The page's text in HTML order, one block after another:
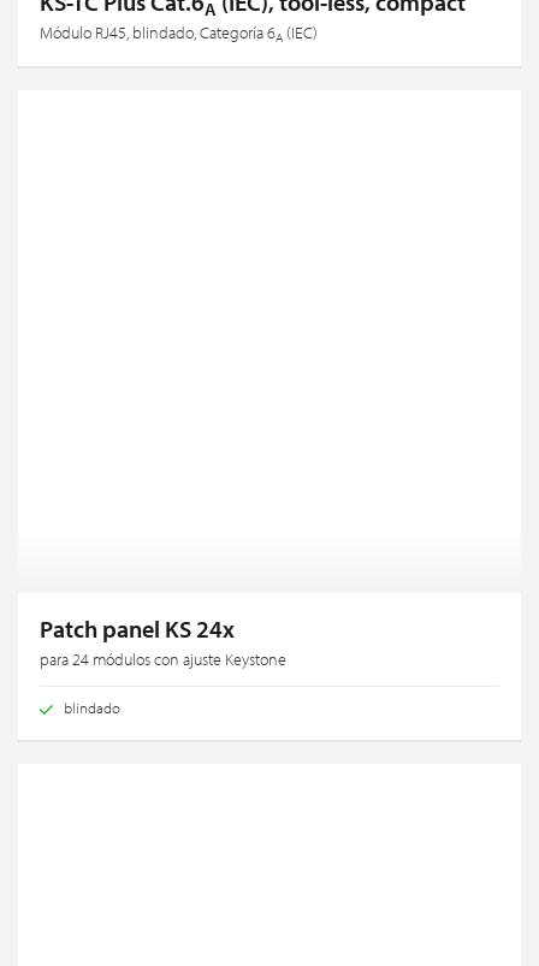
A
Módulo RJ45, blindado, Categoría 6A (IEC)
Patch panel KS 24x
para 24 módulos con ajuste Keystone
blindado